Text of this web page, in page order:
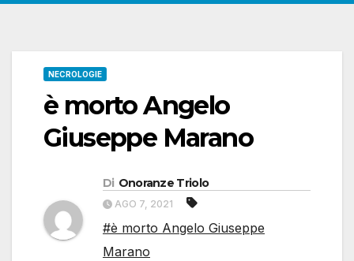
NECROLOGIE
è morto Angelo
Giuseppe Marano
Di Onoranze Triolo
AGO 7, 2021
#è morto Angelo Giuseppe
Marano